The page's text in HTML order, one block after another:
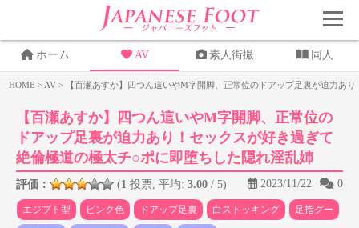
ホーム AV 素人街撮 同人
HOME > AV > 【百瀬あすか】四つん這いやM字開脚、正常位のドアップ足裏が迫力あ
【百瀬あすか】四つん這いやM字開脚、正常位の
ドアップ足裏が迫力あり！セックスが好き過ぎて
絶倫極道の極太チ○ポに即堕ちした隠れ淫乱姉
評価： (1 投票, 平均: 3.00 / 5) 2023/11/22 0
エジプト型 ピンク色 ドアップ足裏 白ストッキング 足指グー